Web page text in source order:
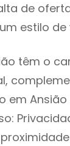
de
estilo
têm o
em